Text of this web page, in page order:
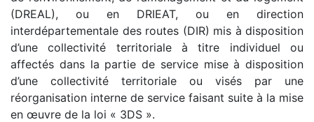
(DREAL), ou en DRIEAT, ou en direction
interdépartementale des routes (DIR) mis à disposition
d’une collectivité territoriale à titre individuel ou
affectés dans la partie de service mise à disposition
d’une collectivité territoriale ou visés par une
réorganisation interne de service faisant suite à la mise
en œuvre de la loi « 3DS ».